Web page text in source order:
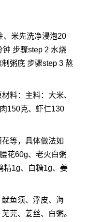
、米先洗净浸泡20
步骤step 2 水烧
粥底 步骤step 3 熬
料：主料：大米、
150克、虾仁130
等，具体做法如
花60g、老火白粥
精1g、白糖1g、姜
鱼须、浮皮、海
芫、姜丝、白粥。